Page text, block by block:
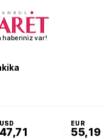
haberiniz var!
USD
47,71
EUR
55,19